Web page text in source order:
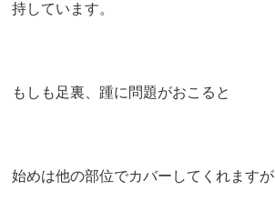
持しています。
もしも足裏、踵に問題がおこると
始めは他の部位でカバーしてくれますが